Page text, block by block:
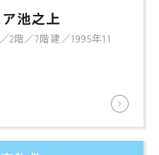
池之上
2階／7階建／1995年11